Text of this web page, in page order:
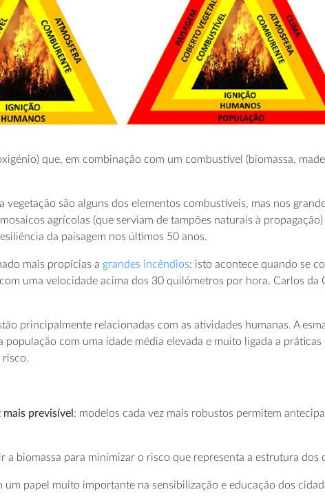
que, em combinação com um combustível (biomassa,
são alguns dos elementos combustíveis, mas nos
agrícolas (que serviam de tampões naturais à
da paisagem nos últimos 50 anos.
mais propícias a grandes incêndios: isto acontece quando se
uma velocidade acima dos 30 quilómetros por hora. Carlos da
principalmente relacionadas com as atividades humanas. A
com uma idade média elevada e muito ligada a
risco.
previsível : modelos cada vez mais robustos permitem
a biomassa para minimizar o risco que representa a estrutura dos
um papel muito importante na sensibilização e educação dos